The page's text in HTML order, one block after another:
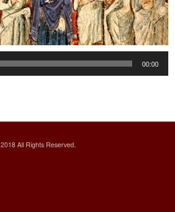
00:00
2018 All Rights Reserved.